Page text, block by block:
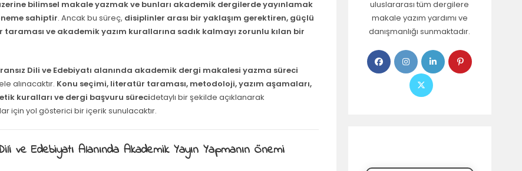
bilimsel makale yazmak ve bunları akademik dergilerde yayınlamak
sahiptir. Ancak bu süreç, disiplinler arası bir yaklaşım gerektiren, güçlü
ve akademik yazım kurallarına sadık kalmayı zorunlu kılan bir
Dili ve Edebiyatı alanında akademik dergi makalesi yazma süreci
alınacaktır. Konu seçimi, literatür taraması, metodoloji, yazım aşamaları,
kuralları ve dergi başvuru sürecidetaylı bir şekilde açıklanarak
için yol gösterici bir içerik sunulacaktır.
ve Edebiyatı Alanında Akademik Yayın Yapmanın Önemi
uluslararası tüm dergilere
makale yazım yardımı ve
danışmanlığı sunmaktadır.